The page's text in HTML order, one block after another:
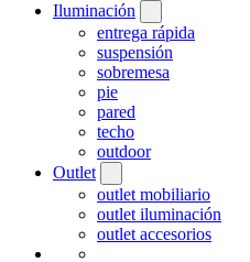
Iluminación
entrega rápida
suspensión
sobremesa
pie
pared
techo
outdoor
Outlet
outlet mobiliario
outlet iluminación
outlet accesorios